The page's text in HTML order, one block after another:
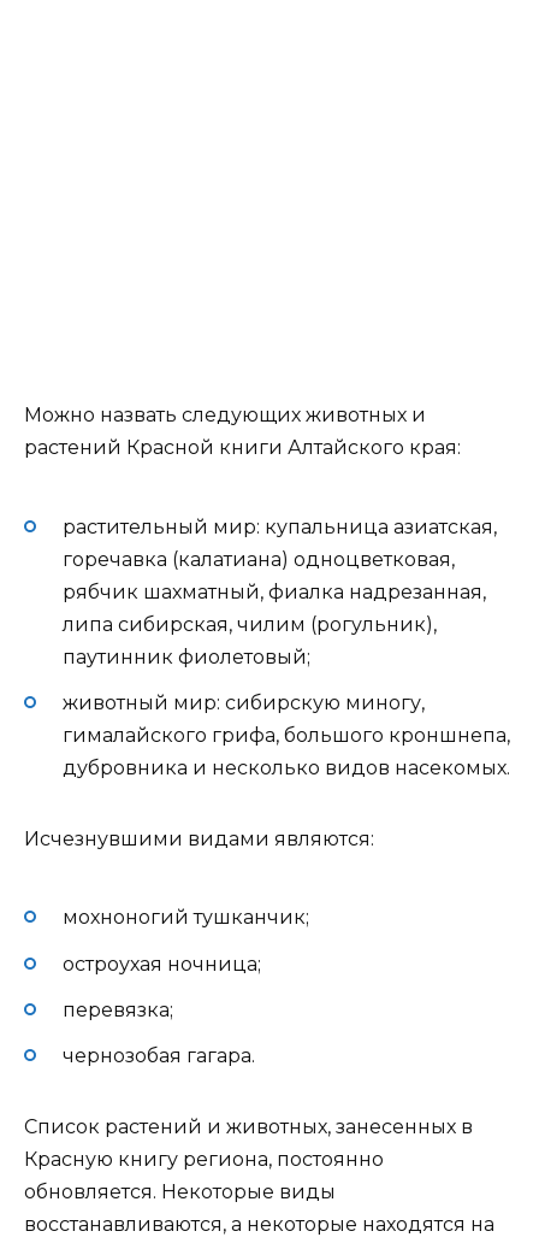
Можно назвать следующих животных и
растений Красной книги Алтайского края:
растительный мир: купальница азиатская,
горечавка (калатиана) одноцветковая,
рябчик шахматный, фиалка надрезанная,
липа сибирская, чилим (рогульник),
паутинник фиолетовый;
животный мир: сибирскую миногу,
гималайского грифа, большого кроншнепа,
дубровника и несколько видов насекомых.
Исчезнувшими видами являются:
мохноногий тушканчик;
остроухая ночница;
перевязка;
чернозобая гагара.
Список растений и животных, занесенных в
Красную книгу региона, постоянно
обновляется. Некоторые виды
восстанавливаются, а некоторые находятся на